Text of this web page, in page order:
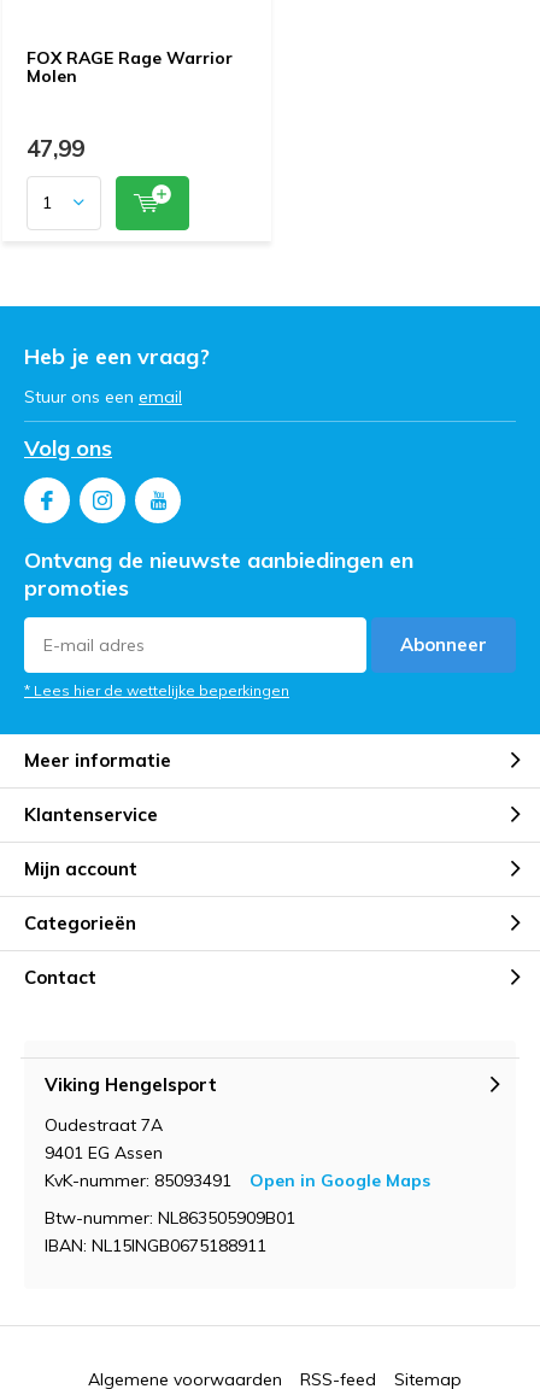
FOX RAGE Rage Warrior
Molen
47,99
Heb je een vraag?
Stuur ons een email
Volg ons
Ontvang de nieuwste aanbiedingen en
promoties
Abonneer
* Lees hier de wettelijke beperkingen
Meer informatie
Klantenservice
Mijn account
Categorieën
Contact
Viking Hengelsport
Oudestraat 7A
9401 EG Assen
KvK-nummer: 85093491
Open in Google Maps
Btw-nummer: NL863505909B01
IBAN: NL15INGB0675188911
Algemene voorwaarden RSS-feed Sitemap